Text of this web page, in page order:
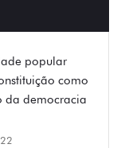
popular
como
da democracia